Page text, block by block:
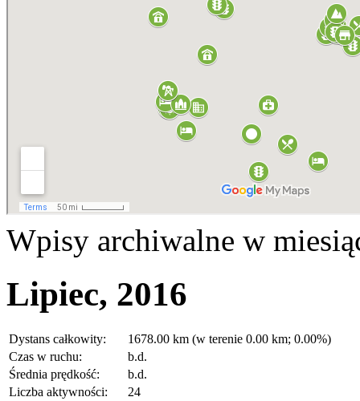
Wpisy archiwalne w
Lipiec, 2016
Dystans całkowity:
1678.00 km (w terenie 0.00 km; 0.00%)
Czas w ruchu:
b.d.
Średnia prędkość:
b.d.
Liczba aktywności:
24